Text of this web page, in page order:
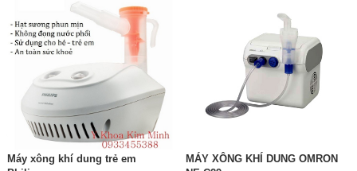
Máy xông khí dung trẻ em
MÁY XÔNG KHÍ DUNG OMRON